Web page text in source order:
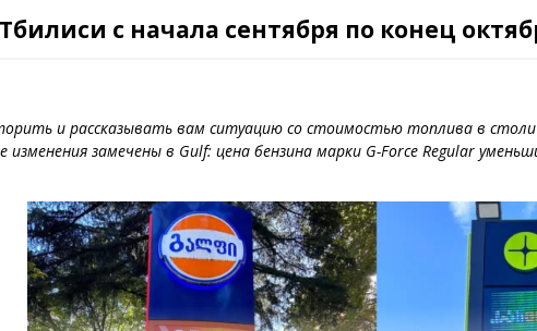
с начала сентября по конец
и рассказывать вам ситуацию со стоимостью топлива в
замечены в Gulf: цена бензина марки G-Force Regular